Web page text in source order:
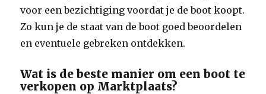
voor een bezichtiging voordat je de boot koopt.
Zo kun je de staat van de boot goed beoordelen
en eventuele gebreken ontdekken.
Wat is de beste manier om een boot te
verkopen op Marktplaats?